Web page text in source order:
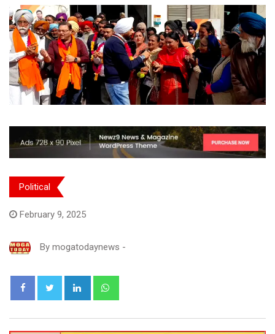
Political
February 9, 2025
By mogatodaynews -
LinkedIn